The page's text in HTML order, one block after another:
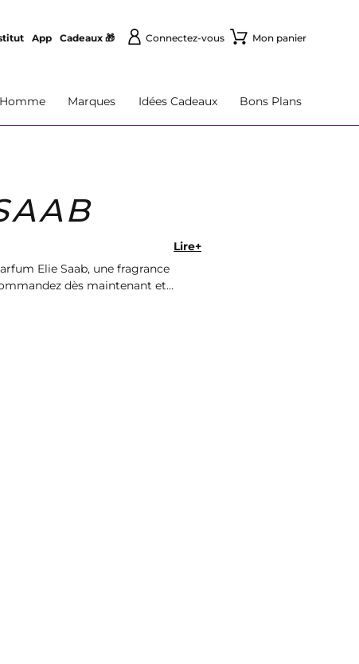
App Cadeaux 🎁 Connectez-vous Mon panier
Homme Marques Idées Cadeaux Bons Plans
Elie Saab, une fragrance
dès maintenant et
Lire+